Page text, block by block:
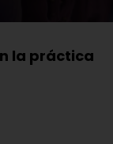
la práctica